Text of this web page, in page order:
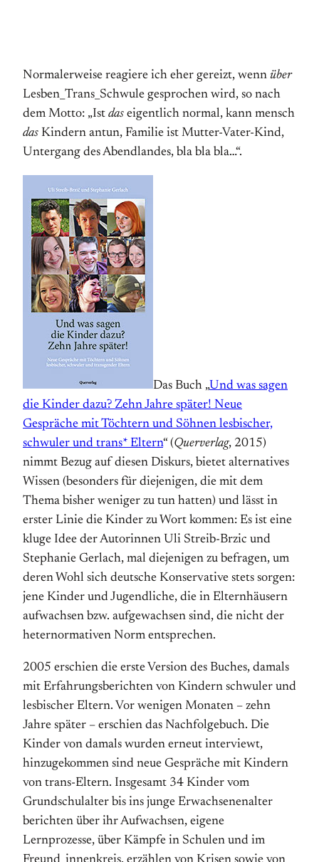
Normalerweise reagiere ich eher gereizt, wenn über
Lesben_Trans_Schwule gesprochen wird, so nach
dem Motto: „Ist das eigentlich normal, kann mensch
das Kindern antun, Familie ist Mutter-Vater-Kind,
Untergang des Abendlandes, bla bla bla…“.
Das Buch „Und was sagen
die Kinder dazu? Zehn Jahre später! Neue
Gespräche mit Töchtern und Söhnen lesbischer,
schwuler und trans* Eltern“ (Querverlag, 2015)
nimmt Bezug auf diesen Diskurs, bietet alternatives
Wissen (besonders für diejenigen, die mit dem
Thema bisher weniger zu tun hatten) und lässt in
erster Linie die Kinder zu Wort kommen: Es ist eine
kluge Idee der Autorinnen Uli Streib-Brzic und
Stephanie Gerlach, mal diejenigen zu befragen, um
deren Wohl sich deutsche Konservative stets sorgen:
jene Kinder und Jugendliche, die in Elternhäusern
aufwachsen bzw. aufgewachsen sind, die nicht der
heternormativen Norm entsprechen.
2005 erschien die erste Version des Buches, damals
mit Erfahrungsberichten von Kindern schwuler und
lesbischer Eltern. Vor wenigen Monaten – zehn
Jahre später – erschien das Nachfolgebuch. Die
Kinder von damals wurden erneut interviewt,
hinzugekommen sind neue Gespräche mit Kindern
von trans-Eltern. Insgesamt 34 Kinder vom
Grundschulalter bis ins junge Erwachsenenalter
berichten über ihr Aufwachsen, eigene
Lernprozesse, über Kämpfe in Schulen und im